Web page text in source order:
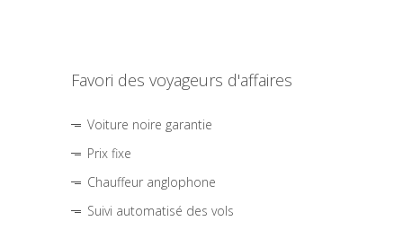
Favori des voyageurs d'affaires
Voiture noire garantie
Prix fixe
Chauffeur anglophone
Suivi automatisé des vols